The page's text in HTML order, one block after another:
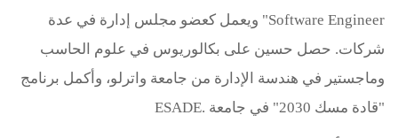
Software Engineer" ويعمل كعضو مجلس إدارة في عدة
شركات. حصل حسين على بكالوريوس في علوم الحاسب
وماجستير في هندسة الإدارة من جامعة واترلو، وأكمل برنامج
"قادة مسك 2030" في جامعة .ESADE